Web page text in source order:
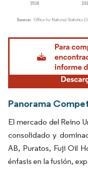
Imagen © Mordor
Panorama
El mercado del Reino
consolidado y
AB, Puratos, Fuji Oil
énfasis en la fusión,